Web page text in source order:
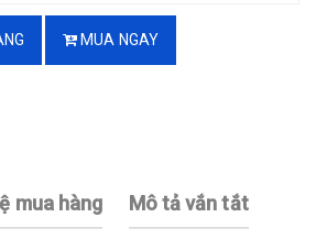
MUA NGAY
mua hàng Mô tả vắn tắt